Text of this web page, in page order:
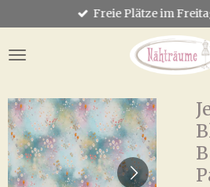
Hauptinhalt
springen
Freie Plätze im